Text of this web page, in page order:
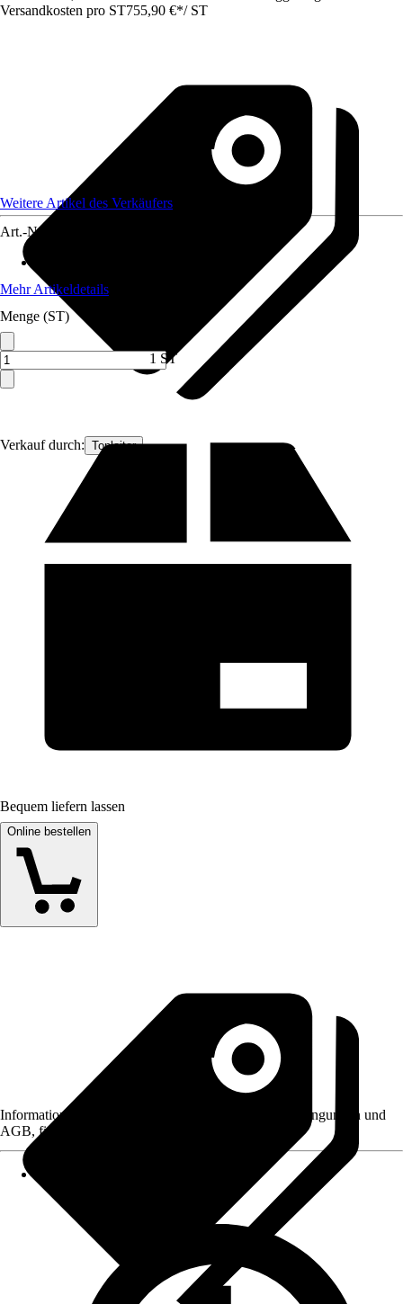
Versandkosten pro ST755,90 €*/ ST
Verkauf durch: Topleiter
Weitere Artikel des Verkäufers
Art.-Nr.
Mehr Artikeldetails
Menge (ST)
1 ST
Bequem liefern lassen
Online bestellen
Informationen des Verkäufers, wie z. B. Rückgabebedingungen und
AGB, finden Sie bei Klick auf den Verkäufernamen.